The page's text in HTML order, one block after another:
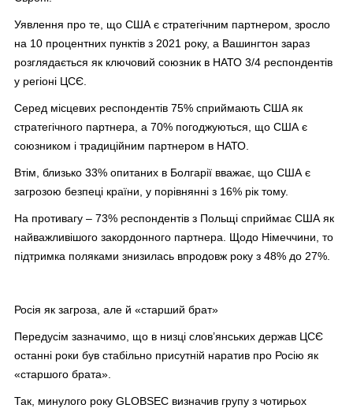
Уявлення про те, що США є стратегічним партнером, зросло
на 10 процентних пунктів з 2021 року, а Вашингтон зараз
розглядається як ключовий союзник в НАТО 3/4 респондентів
у регіоні ЦСЄ.
Серед місцевих респондентів 75% сприймають США як
стратегічного партнера, а 70% погоджуються, що США є
союзником і традиційним партнером в НАТО.
Втім, близько 33% опитаних в Болгарії вважає, що США є
загрозою безпеці країни, у порівнянні з 16% рік тому.
На противагу – 73% респондентів з Польщі сприймає США як
найважливішого закордонного партнера. Щодо Німеччини, то
підтримка поляками знизилась впродовж року з 48% до 27%.
Росія як загроза, але й «старший брат»
Передусім зазначимо, що в низці слов’янських держав ЦСЄ
останні роки був стабільно присутній наратив про Росію як
«старшого брата».
Так, минулого року GLOBSEC визначив групу з чотирьох